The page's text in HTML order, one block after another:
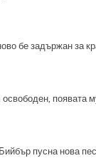
бе задържан за
появата
пусна нова